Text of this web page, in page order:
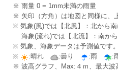
※ 雨量 0 = 1mm未満の雨量
※ 矢印（方角）は地図と同様に、
※ 気象(風)では【北風】：北から南
海象(流れ)では【北流】：南から
※ 気象、海象データは予測値です。
※
:晴れ :曇り :雨 :
※ 波高グラフ、Max:４ｍ、最大波